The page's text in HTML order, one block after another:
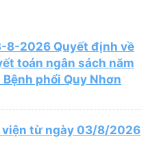
8-2026 Quyết định về
toán ngân sách năm
phổi Quy Nhơn
viện từ ngày 03/8/2026